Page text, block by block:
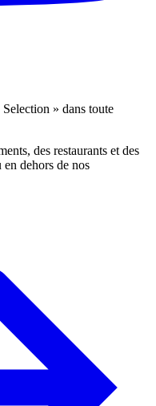
» dans toute
des restaurants et des
dehors de nos